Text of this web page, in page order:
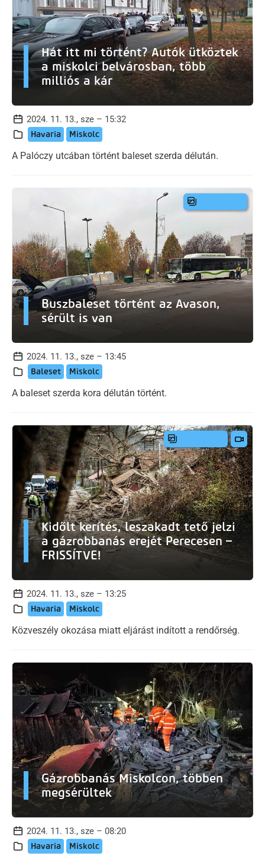
Hát itt mi történt? Autók ütköztek
a miskolci belvárosban, több
milliós a kár
2024. 11. 13., sze – 15:32
Havaria Miskolc
A Palóczy utcában történt baleset szerda délután.
Buszbaleset történt az Avason,
sérült is van
2024. 11. 13., sze – 13:45
Baleset Miskolc
A baleset szerda kora délután történt.
Kidőlt kerítés, leszakadt tető jelzi
a gázrobbanás erejét Perecesen –
FRISSÍTVE!
2024. 11. 13., sze – 13:25
Havaria Miskolc
Közveszély okozása miatt eljárást indított a rendőrség.
Gázrobbanás Miskolcon, többen
megsérültek
2024. 11. 13., sze – 08:20
Havaria Miskolc